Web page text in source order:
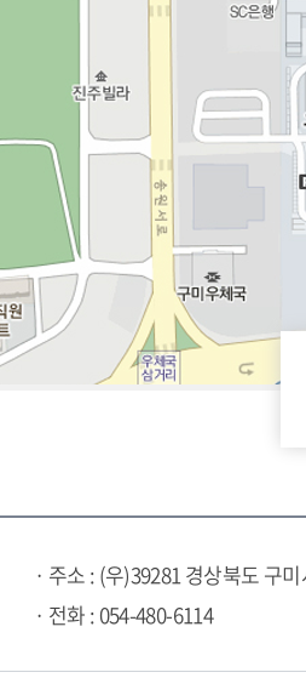
· 주소 : (우)39281 경상북도 구
· 전화 : 054-480-6114